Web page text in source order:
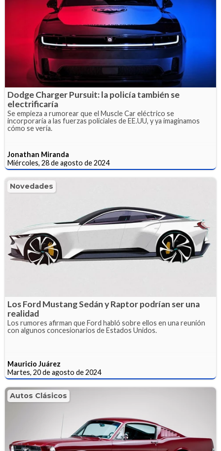
Dodge Charger Pursuit: la policía también se
electrificaría
Se empieza a rumorear que el Muscle Car eléctrico se
incorporaría a las fuerzas policiales de EE.UU, y ya imaginamos
cómo se vería.
Jonathan Miranda
Miércoles, 28 de agosto de 2024
Novedades
Los Ford Mustang Sedán y Raptor podrían ser una
realidad
Los rumores afirman que Ford habló sobre ellos en una reunión
con algunos concesionarios de Estados Unidos.
Mauricio Juárez
Martes, 20 de agosto de 2024
Autos Clásicos